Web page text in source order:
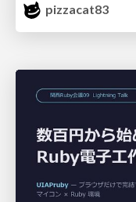
pizzacat83